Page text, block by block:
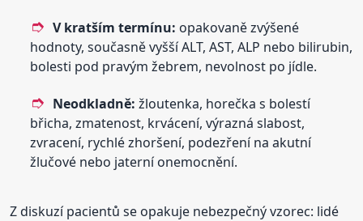
V kratším termínu: opakovaně zvýšené
hodnoty, současně vyšší ALT, AST, ALP nebo bilirubin,
bolesti pod pravým žebrem, nevolnost po jídle.
Neodkladně: žloutenka, horečka s bolestí
břicha, zmatenost, krvácení, výrazná slabost,
zvracení, rychlé zhoršení, podezření na akutní
žlučové nebo jaterní onemocnění.
Z diskuzí pacientů se opakuje nebezpečný vzorec: lidé